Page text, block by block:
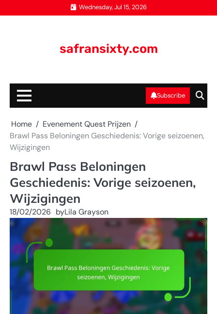
to
Wednesday, Jul 15, 2026
safransixty.com
Subscribe
Home
Evenement Quest Prijzen
Brawl Pass Beloningen Geschiedenis: Vorige seizoenen,
Wijzigingen
Brawl Pass Beloningen
Geschiedenis: Vorige seizoenen,
Wijzigingen
18/02/2026 byLila Grayson